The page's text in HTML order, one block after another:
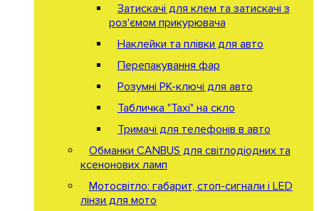
Затискачі для клем та затискачі з
роз'ємом прикурювача
Наклейки та плівки для авто
Перепакування фар
Розумні РК-ключі для авто
Табличка "Taxi" на скло
Тримачі для телефонів в авто
Обманки CANBUS для світлодіодних та
ксенонових ламп
Мотосвітло: габарит, стоп-сигнали і LED
лінзи для мото